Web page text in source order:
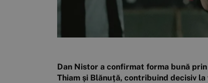
Dan Nistor a confirmat forma bună
Thiam și Blănuță, contribuind decisiv